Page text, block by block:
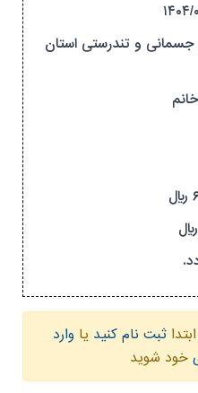
۰۷/۱۱
و تندرستی استان
خانم
ثبت نام کنید یا وارد
خود شوید